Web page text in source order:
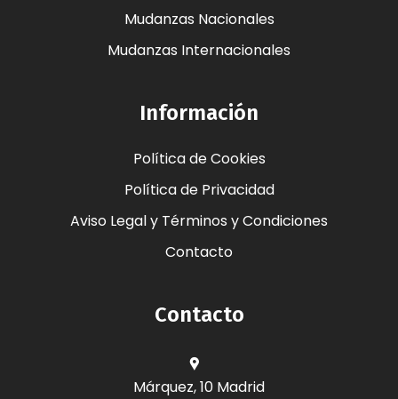
Mudanzas Nacionales
Mudanzas Internacionales
Información
Política de Cookies
Política de Privacidad
Aviso Legal y Términos y Condiciones
Contacto
Contacto
Márquez, 10 Madrid